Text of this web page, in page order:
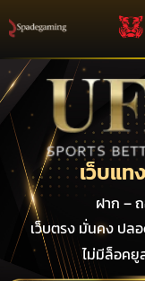
เว็บแท
ฝาก –
เว็บตรง มั่นคง ปล
ไม่มีล็อคยู